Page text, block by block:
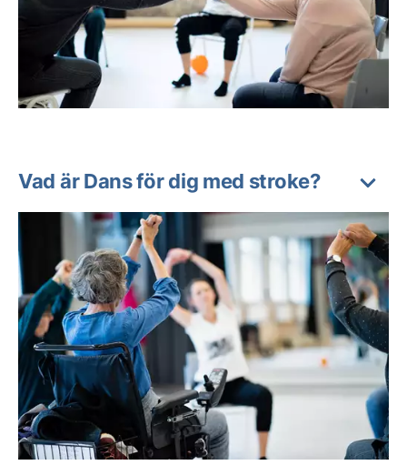
Vad är Dans för dig med stroke?